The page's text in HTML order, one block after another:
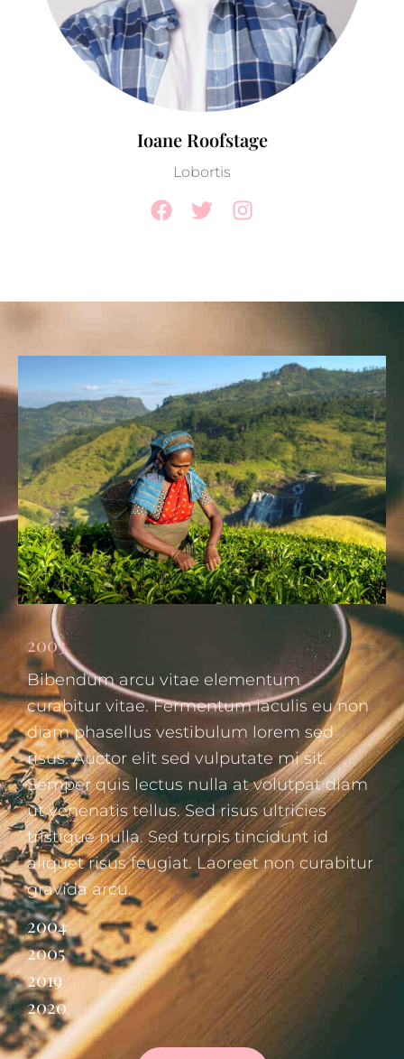
Ioane Roofstage
Lobortis
2003
Bibendum arcu vitae elementum
curabitur vitae. Fermentum iaculis eu non
diam phasellus vestibulum lorem sed
risus. Auctor elit sed vulputate mi sit.
Semper quis lectus nulla at volutpat diam
ut venenatis tellus. Sed risus ultricies
tristique nulla. Sed turpis tincidunt id
aliquet risus feugiat. Laoreet non curabitur
gravida arcu.
2004
2005
2019
2020